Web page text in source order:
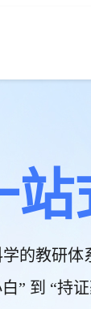
的教研体
” 到 “持